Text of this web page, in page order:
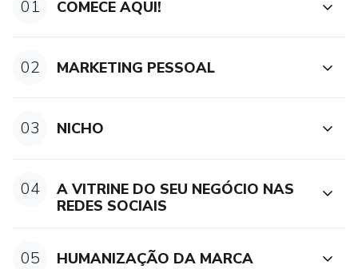
01 COMECE AQUI!
02 MARKETING PESSOAL
03 NICHO
04
A VITRINE DO SEU NEGÓCIO NAS
REDES SOCIAIS
05 HUMANIZAÇÃO DA MARCA